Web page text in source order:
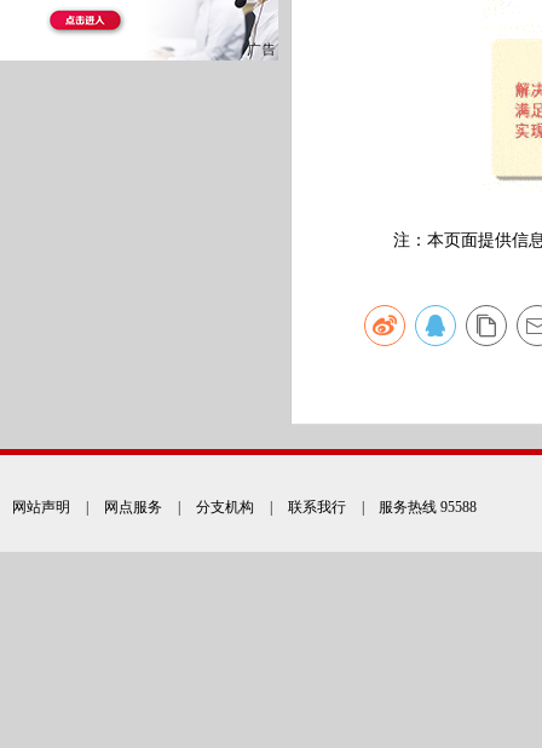
注：本页面提供信息
网站声明 网点服务 分支机构 联系我行 | 服务热线 95588